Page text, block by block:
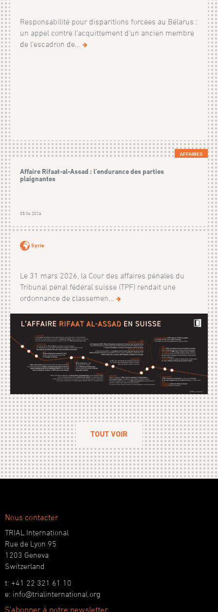
Responsabilité pour disparitions forcées au Bélarus :
un appel contre l'acquittement d'un ancien membre
de l'escadron de...
AFFAIRES
Affaire Rifaat-al-Assad : l’endurance des parties
plaignantes
05.06.2026
Syrie
Le 31 mars 2026, la Cour des affaires pénales du
Tribunal pénal fédéral suisse (TPF) rendait une
ordonnance de classemen...
TOUT VOIR
Nous contacter
TRIAL International
Rue de Lyon 95
1203 Geneva
Switzerland
t: +41 22 321 61 10
e: info@trialinternational.org
S'abonner à notre newsletter